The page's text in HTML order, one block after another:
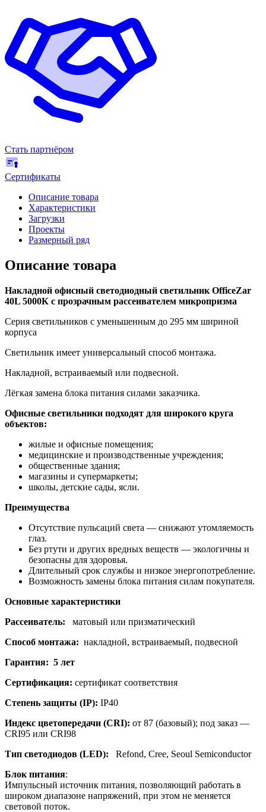
Стать партнёром
Сертификаты
Описание товара
Характеристики
Загрузки
Проекты
Размерный ряд
Описание товара
Накладной офисный светодиодный светильник OfficeZar
40L 5000К с прозрачным рассеивателем микропризма
Серия светильников с уменьшенным до 295 мм шириной
корпуса
Светильник имеет универсальный способ монтажа.
Накладной, встраиваемый или подвесной.
Лёгкая замена блока питания силами заказчика.
Офисные светильники подходят для широкого круга
объектов:
жилые и офисные помещения;
медицинские и производственные учреждения;
общественные здания;
магазины и супермаркеты;
школы, детские сады, ясли.
Преимущества
Отсутствие пульсаций света — снижают утомляемость
глаз.
Без ртути и других вредных веществ — экологичны и
безопасны для здоровья.
Длительный срок службы и низкое энергопотребление.
Возможность замены блока питания силам покупателя.
Основные характеристики
Рассеиватель:
матовый или призматический
Способ монтажа: накладной, встраиваемый, подвесной
Гарантия: 5 лет
Сертификация: сертификат соответствия
Степень защиты (IP): IP40
Индекс цветопередачи (CRI): от 87 (базовый); под заказ —
CRI95 или CRI98
Тип светодиодов (LED): Refond, Cree, Seoul Semiconductor
Блок питания:
Импульсный источник питания, позволяющий работать в
широком диапазоне напряжений, при этом не меняется
световой поток.